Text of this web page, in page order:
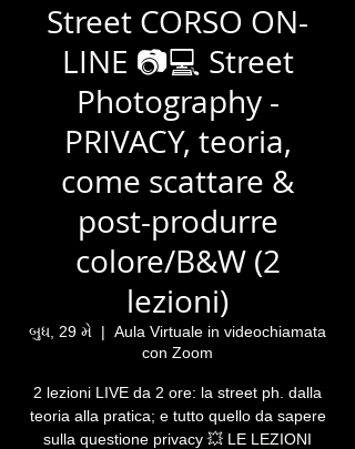
Street CORSO ON-
LINE 📷💻 Street
Photography -
PRIVACY, teoria,
come scattare &
post-produrre
colore/B&W (2
lezioni)
બુધ, 29 મે
  |
Aula Virtuale in videochiamata
con Zoom
2 lezioni LIVE da 2 ore: la street ph. dalla
teoria alla pratica; e tutto quello da sapere
sulla questione privacy 💥 LE LEZIONI